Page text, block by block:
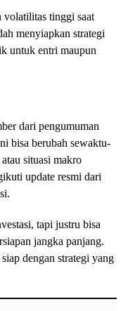
tinggi saat
menyiapkan strategi
untuk entri maupun
dari pengumuman
bisa berubah sewaktu-
situasi makro
update resmi dari
tapi justru bisa
jangka panjang.
dengan strategi yang